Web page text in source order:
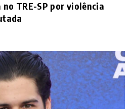
TRE-SP por violência